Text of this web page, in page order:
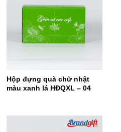
Hộp đựng quà chữ nhật
màu xanh lá HĐQXL – 04